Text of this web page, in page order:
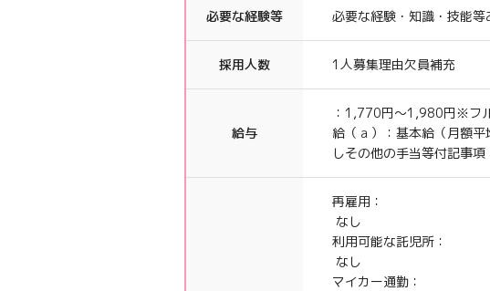
必要な経験等 必要な経験・知識・技能等
採用人数 1人募集理由欠員補充
給与
： 1,770円〜1,980円※フ
給（ａ）： 基本給（月額
しその他の手当等付記事項
再雇用：
なし
利用可能な託児所：
なし
マイカー通勤：